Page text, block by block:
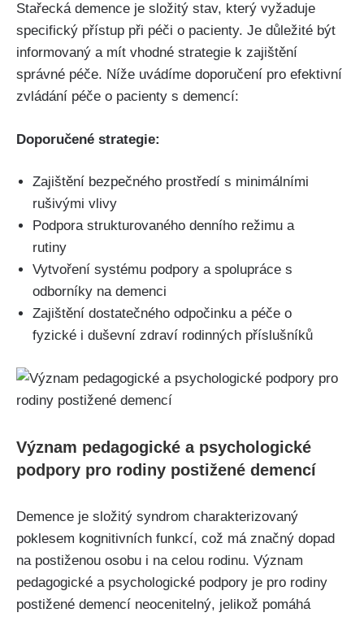
Stařecká demence je složitý stav, který vyžaduje
specifický přístup při péči o pacienty. Je důležité být
informovaný a mít vhodné strategie k zajištění
správné péče. Níže uvádíme doporučení pro efektivní
zvládání péče o pacienty s demencí:
Doporučené strategie:
Zajištění bezpečného prostředí s minimálními
rušivými vlivy
Podpora strukturovaného denního režimu a
rutiny
Vytvoření systému podpory a spolupráce s
odborníky na demenci
Zajištění dostatečného odpočinku a péče o
fyzické i duševní zdraví rodinných příslušníků
Význam pedagogické a psychologické
podpory pro rodiny postižené demencí
Demence je složitý syndrom charakterizovaný
poklesem kognitivních funkcí, což má značný dopad
na postiženou osobu i na celou rodinu. Význam
pedagogické a psychologické podpory je pro rodiny
postižené demencí neocenitelný, jelikož pomáhá